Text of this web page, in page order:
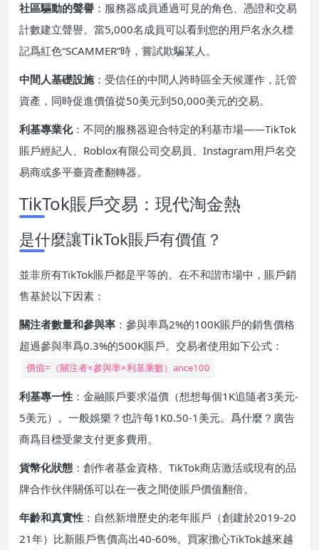
社區驅動的聲譽 ：服務器成員通過可見的角色、憑證和交易
計數建立聲譽。當5,000名成員可以看到您的用戶名永久標
記爲紅色“SCAMMER”時，嘗試欺騙某人。
中間人基礎設施：受信任的中間人跨時區全天候運作，託管
資產，同時促進價值從50美元到50,000美元的交易。
利基專業化：不同的服務器迎合特定的利基市場——TikTok
賬戶經紀人、Roblox有限公司交易員、Instagram用戶名交
易商或多平臺資產翻轉器。
TikTok賬戶交易：現代淘金熱
是什麼讓TikTok賬戶有價值？
並非所有TikTok賬戶都是平等的。在不和諧市場中，賬戶銷
售基於以下因素：
關注者數量和參與率 ：參與率爲2%的100K賬戶的銷售價格
超過參與率爲0.3%的500K賬戶。交易者使用如下公式：
價值=（關注者×參與率×利基乘數）ance100
利基專一性 ：金融賬戶要求溢價（想想每個1K追隨者3美元-
5美元）。一般娛樂？也許每1K0.50-1美元。爲什麼？廣告
商爲目標受衆支付更多費用。
貨幣化狀態 ：創作者基金資格、TikTok商店激活或現有的品
牌合作伙伴關係可以在一夜之間使賬戶價值翻倍。
年齡和真實性 ：自然新增歷史的老年賬戶（創建於2019-20
21年）比新賬戶售價高出40-60%。買家擔心TikTok越來越